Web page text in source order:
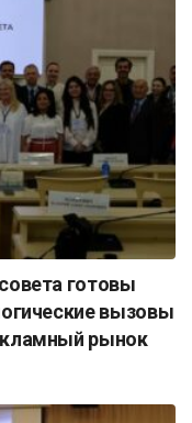
готовы
вызовы
рынок